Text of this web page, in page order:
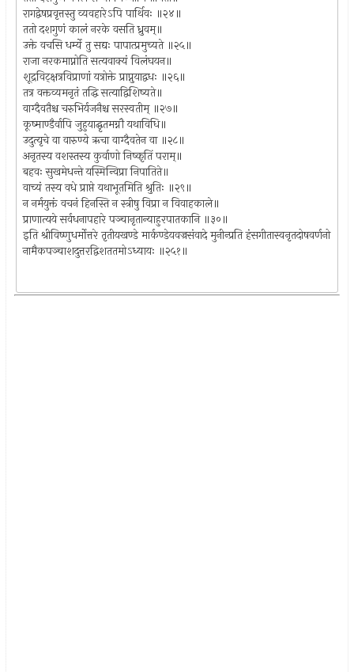
रागद्वेषप्रवृत्तस्तु व्यवहारेऽपि पार्थिवः ॥२४॥
ततो दशगुणं कालं नरके वसति ध्रुवम्॥
उक्ते वचसि धर्म्ये तु सद्यः पापात्प्रमुच्यते ॥२५॥
राजा नरकमाप्नोति सत्यवाक्यं विलंघयन॥
शूद्रविट्क्षत्रविप्राणां यत्रोक्ते प्राप्नुयाद्वधः ॥२६॥
तत्र वक्तव्यमनृतं तद्धि सत्याद्विशिष्यते॥
वाग्दैवतैश्च चरुभिर्यजनैश्च सरस्वतीम् ॥२७॥
कूष्माण्डैर्वापि जुहुयाद्घृतमग्नौ यथाविधि॥
उदुत्यृचे वा वारुण्ये ऋचा वाग्दैवतेन वा ॥२८॥
अनृतस्य वशस्तस्य कुर्वाणो निष्कृतिं पराम्॥
बहवः सुखमेधन्ते यस्मिन्विप्रा निपातिते॥
वाच्यं तस्य वधे प्राप्ते यथाभूतमिति श्रुतिः ॥२९॥
न नर्मयुक्तं वचनं हिनस्ति न स्त्रीषु विप्रा न विवाहकाले॥
प्राणात्यये सर्वधनापहारे पञ्चानृतान्याहुरपातकानि ॥३०॥
इति श्रीविष्णुधर्मोत्तरे तृतीयखण्डे मार्कण्डेयवज्रसंवादे मुनीन्प्रति हंसगीतास्वनृतदोषवर्णनो
नामैकपञ्चाशदुत्तरद्विशततमोऽध्यायः ॥२५१॥